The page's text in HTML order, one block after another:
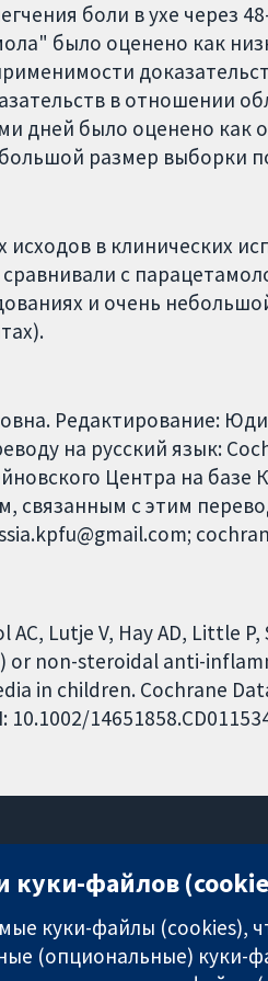
боли в ухе через
было оценено как
в отношении
дней было оценено как
размер выборки
исходов в клинических
с
и очень
Редактирование:
на русский язык:
Центра на базе
связанным с этим
AC, Lutje V, Hay AD, Little P,
or non-steroidal anti-
in children. Cochrane
10.1002/
11-13 Cavendish Square
W1G 0AN
United Kingdom
куки-файлов
куки-файлы (cookies),
(опциональные) куки-